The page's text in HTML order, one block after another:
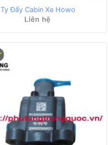
Ty Đẩy Cabin Xe Howo
Liên hệ